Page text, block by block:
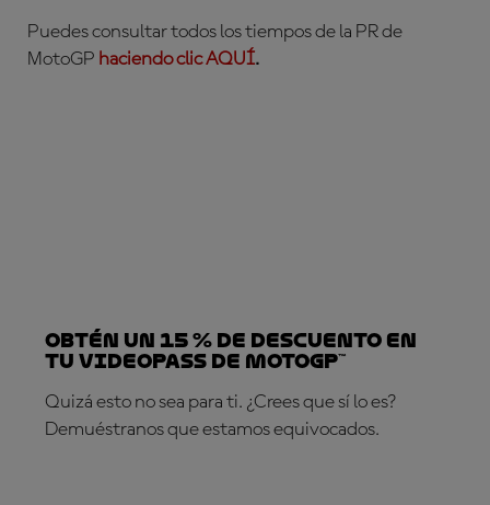
Puedes consultar todos los tiempos de la PR de
MotoGP haciendo clic AQUÍ.
Obtén un 15 % de descuento en
tu VideoPass de MotoGP™
Quizá esto no sea para ti. ¿Crees que sí lo es?
Demuéstranos que estamos equivocados.